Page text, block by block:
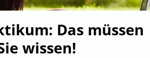
Das müssen
wissen!